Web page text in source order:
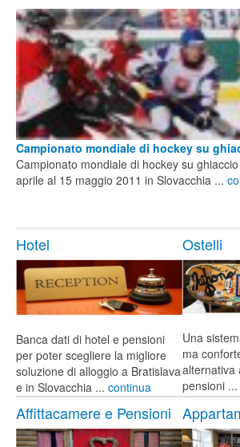
Campionato mondiale di hockey su
Campionato mondiale di hockey su
aprile al 15 maggio 2011 in Slovacchia ...
Hotel
Banca dati di hotel e pensioni
per poter scegliere la migliore
soluzione di alloggio a Bratislava
e in Slovacchia ... continua
Ostelli
Una
ma
alternativa
pensioni ...
Affittacamere e Pensioni